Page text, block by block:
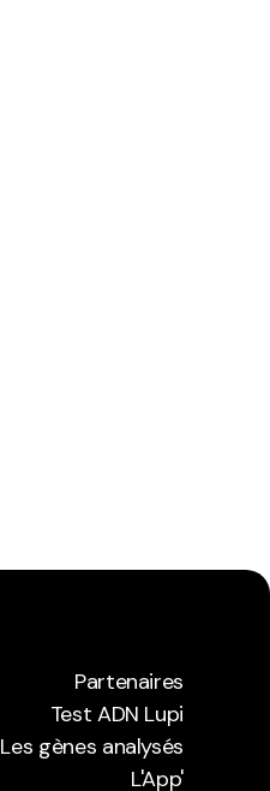
Partenaires
Partenaires
Test ADN Lupi
Test ADN Lupi
Les gènes analysés
Les gènes analysés
L'App'